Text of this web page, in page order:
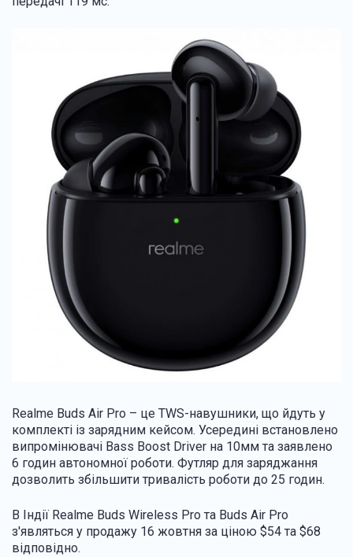
Realme Buds Air Pro – це TWS-навушники, що йдуть у
комплекті із зарядним кейсом. Усередині встановлено
випромінювачі Bass Boost Driver на 10мм та заявлено
6 годин автономної роботи. Футляр для заряджання
дозволить збільшити тривалість роботи до 25 годин.
В Індії Realme Buds Wireless Pro та Buds Air Pro
з'являться у продажу 16 жовтня за ціною $54 та $68
відповідно.